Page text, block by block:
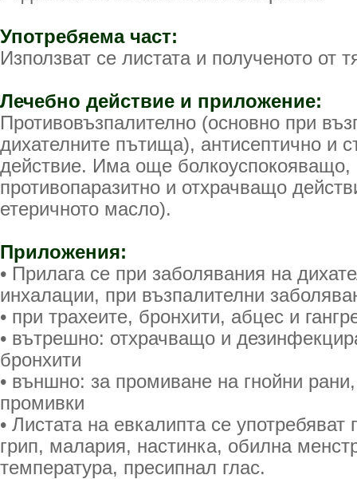
Употребяема част:
Използват се листата и полученото от
Лечебно действие и приложение:
Противовъзпалително (основно при
дихателните пътища), антисептично и
действие. Има още болкоуспокояващо,
противопаразитно и отхрачващо
етеричното масло).
Приложения:
• Прилага се при заболявания на
инхалации, при възпалителни
• при трахеите, бронхити, абцес и
• вътрешно: отхрачващо и
бронхити
• външно: за промиване на гнойни
промивки
• Листата на евкалипта се
грип, малария, настинка, обилна
температура, пресипнал глас.